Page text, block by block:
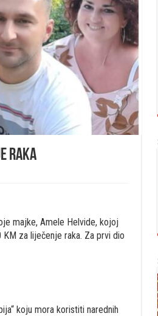
raka
majke, Amele Helvide, kojoj
za liječenje raka. Za prvi dio
koju mora koristiti narednih